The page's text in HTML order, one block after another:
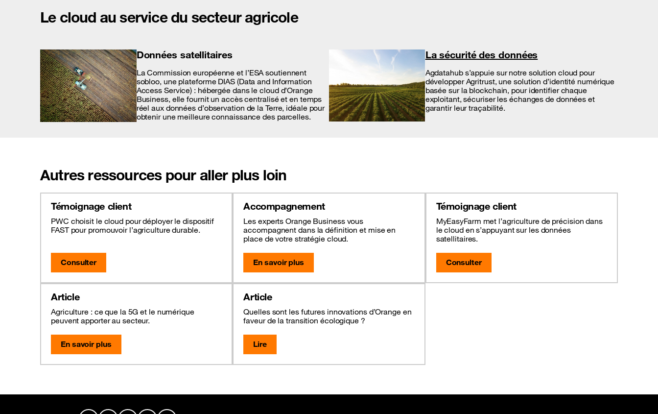
Le cloud au service du secteur agricole
Données satellitaires
La Commission européenne et l’ESA soutiennent
sobloo, une plateforme DIAS (Data and Information
Access Service) : hébergée dans le cloud d’Orange
Business, elle fournit un accès centralisé et en temps
réel aux données d’observation de la Terre, idéale pour
obtenir une meilleure connaissance des parcelles.
La sécurité des données
Agdatahub s’appuie sur notre solution cloud pour
développer Agritrust, une solution d’identité numérique
basée sur la blockchain, pour identifier chaque
exploitant, sécuriser les échanges de données et
garantir leur traçabilité.
Autres ressources pour aller plus loin
Témoignage client
PWC choisit le cloud pour déployer le dispositif
FAST pour promouvoir l’agriculture durable.
Consulter
Accompagnement
Les experts Orange Business vous
accompagnent dans la définition et mise en
place de votre stratégie cloud.
En savoir plus
Témoignage client
MyEasyFarm met l’agriculture de précision dans
le cloud en s’appuyant sur les données
satellitaires.
Consulter
Article
Agriculture : ce que la 5G et le numérique
peuvent apporter au secteur.
En savoir plus
Article
Quelles sont les futures innovations d’Orange en
faveur de la transition écologique ?
Lire